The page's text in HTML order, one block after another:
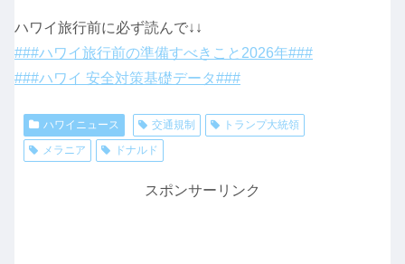
ハワイ旅行前に必ず読んで↓↓
###ハワイ旅行前の準備すべきこと2026年###
###ハワイ 安全対策基礎データ###
ハワイニュース 交通規制
トランプ大統領
メラニア
ドナルド
スポンサーリンク